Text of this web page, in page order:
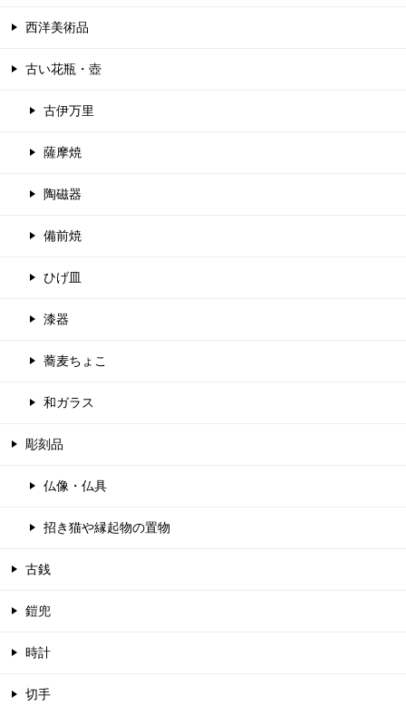
西洋美術品
古い花瓶・壺
古伊万里
薩摩焼
陶磁器
備前焼
ひげ皿
漆器
蕎麦ちょこ
和ガラス
彫刻品
仏像・仏具
招き猫や縁起物の置物
古銭
鎧兜
時計
切手